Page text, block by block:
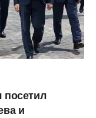
посетил
и